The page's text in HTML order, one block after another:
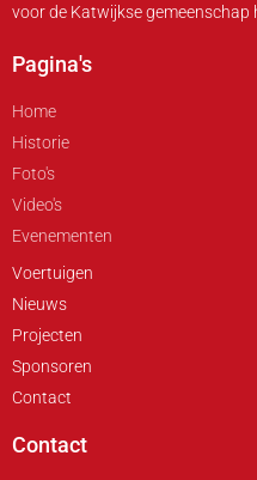
voor de Katwijkse gemeenschap
Pagina's
Home
Historie
Foto's
Video's
Evenementen
Voertuigen
Nieuws
Projecten
Sponsoren
Contact
Contact